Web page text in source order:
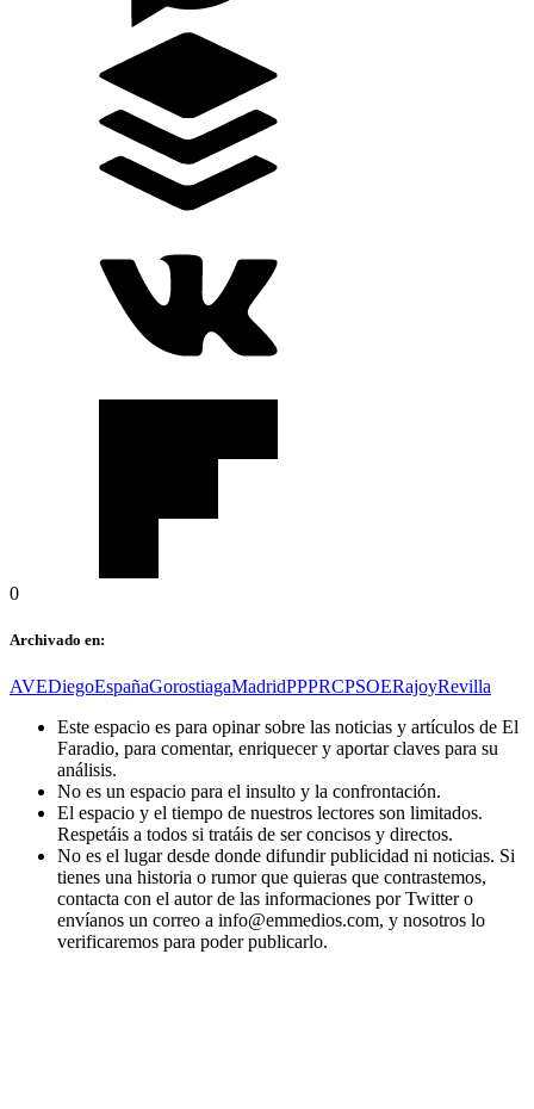
0
Archivado en:
AVEDiegoEspañaGorostiagaMadridPPPRCPSOERajoyRevilla
Este espacio es para opinar sobre las noticias y artículos de El
Faradio, para comentar, enriquecer y aportar claves para su
análisis.
No es un espacio para el insulto y la confrontación.
El espacio y el tiempo de nuestros lectores son limitados.
Respetáis a todos si tratáis de ser concisos y directos.
No es el lugar desde donde difundir publicidad ni noticias. Si
tienes una historia o rumor que quieras que contrastemos,
contacta con el autor de las informaciones por Twitter o
envíanos un correo a info@emmedios.com, y nosotros lo
verificaremos para poder publicarlo.